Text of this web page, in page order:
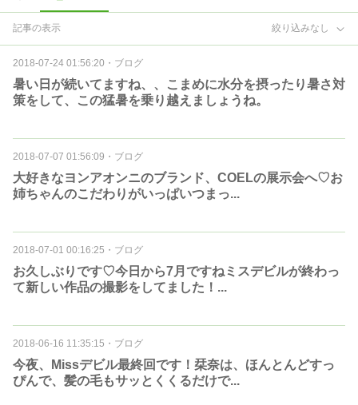
記事の表示 絞り込みなし
2018-07-24 01:56:20 ・ ブログ
暑い日が続いてますね、、こまめに水分を摂ったり暑さ対
策をして、この猛暑を乗り越えましょうね。
2018-07-07 01:56:09 ・ ブログ
大好きなヨンアオンニのブランド、COELの展示会へ♡お
姉ちゃんのこだわりがいっぱいつまっ...
2018-07-01 00:16:25 ・ ブログ
お久しぶりです♡今日から7月ですねミスデビルが終わっ
て新しい作品の撮影をしてました！...
2018-06-16 11:35:15 ・ ブログ
今夜、Missデビル最終回です！栞奈は、ほんとんどすっ
ぴんで、髪の毛もサッとくくるだけで...